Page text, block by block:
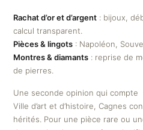
Rachat d’or et d’argent : bijoux,
calcul transparent.
Pièces & lingots : Napoléon,
Montres & diamants : reprise de
de pierres.
Une seconde opinion qui compte
Ville d’art et d’histoire, Cagnes
hérités. Pour une pièce rare ou